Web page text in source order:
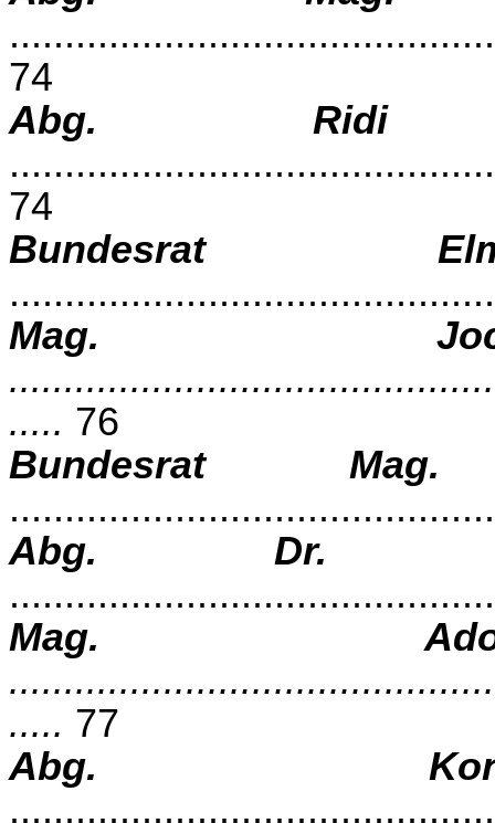
74
Abg. Ridi
74
Bundesrat
Mag.
..... 76
Bundesrat
Abg. Dr.
Mag.
..... 77
Abg.